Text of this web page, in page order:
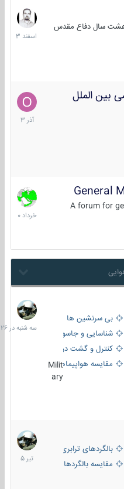
سال دفاع مقدس
20
اسفند
1403
الملل
21
آذر
1403
A forum for
10
خرداد
1400
بی سرنشین ها
شناسایی و جاسوسی
کنترل و گشت دریایی
مقایسه هواپیماهاMilit
ary
سه
شنبه
در
بالگردهای ترابری
مقایسه بالگردها
22
تیر
1405